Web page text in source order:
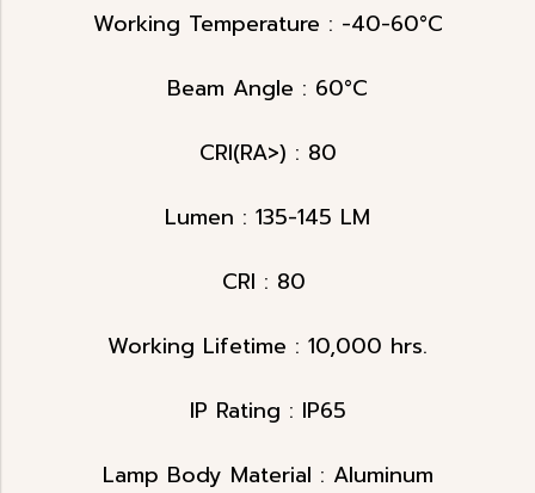
Working Temperature : -40-60°C
Beam Angle : 60°C
CRI(RA>) : 80
Lumen : 135-145 LM
CRI : 80
Working Lifetime : 10,000 hrs.
IP Rating : IP65
Lamp Body Material : Aluminum